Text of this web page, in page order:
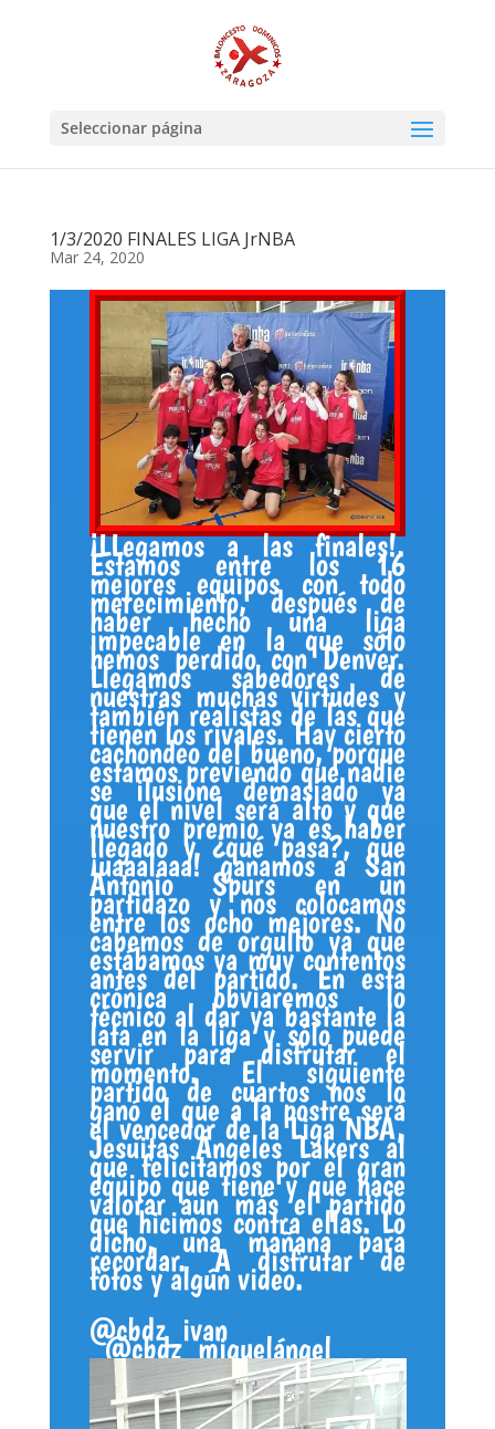
Seleccionar página
1/3/2020 FINALES LIGA JrNBA
Mar 24, 2020
¡LLegamos a las finales!.
Estamos entre los 16
mejores equipos con todo
merecimiento, después de
haber hecho una liga
impecable en la que sólo
hemos perdido con Denver.
Llegamos sabedores de
nuestras muchas virtudes y
también realistas de las que
tienen los rivales. Hay cierto
cachondeo del bueno, porque
estamos previendo que nadie
se ilusione demasiado ya
que el nivel será alto y que
nuestro premio ya es haber
llegado y ¿qué pasa?, que
¡uaaalaaa! ganamos a San
Antonio Spurs en un
partidazo y nos colocamos
entre los ocho mejores. No
cabemos de orgullo ya que
estábamos ya muy contentos
antes del partido. En esta
crónica obviaremos lo
técnico al dar ya bastante la
lata en la liga y sólo puede
servir para disfrutar el
momento. El siguiente
partido de cuartos nos lo
ganó el que a la postre será
el vencedor de la Liga NBA,
Jesuitas Ángeles Lakers al
que felicitamos por el gran
equipo que tiene y que hace
valorar aun más el partido
que hicimos contra ellas. Lo
dicho, una mañana para
recordar. A disfrutar de
fotos y algún video.
@cbdz_ivan
@cbdz_miguelángel